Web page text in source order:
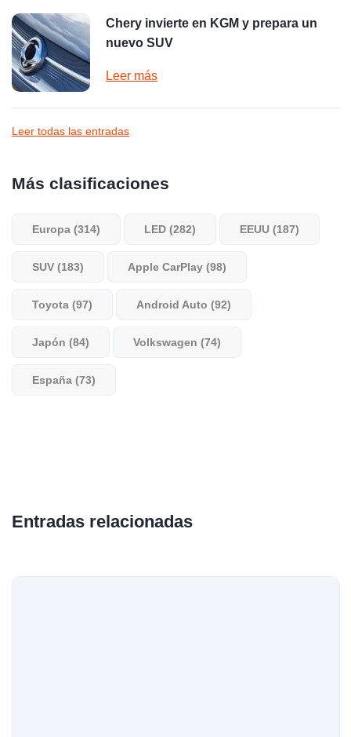
Chery invierte en KGM y prepara un
nuevo SUV
Leer más
Leer todas las entradas
Más clasificaciones
Europa (314) LED (282) EEUU (187)
SUV (183) Apple CarPlay (98)
Toyota (97) Android Auto (92)
Japón (84) Volkswagen (74)
España (73)
Entradas relacionadas